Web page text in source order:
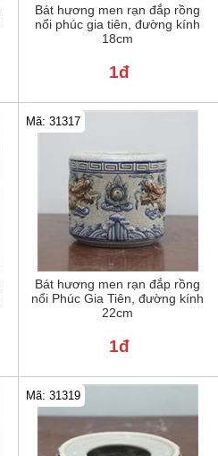
Bát hương men rạn đắp rồng
nổi phúc gia tiên, đường kính
18cm
1đ
Bát hương men rạn đắp rồng
nổi Phúc Gia Tiên, đường kính
22cm
Mã: 31317
1đ
Mã: 31319